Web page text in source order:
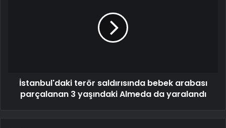
İstanbul'daki terör saldırısında bebek arabası
parçalanan 3 yaşındaki Almeda da yaralandı